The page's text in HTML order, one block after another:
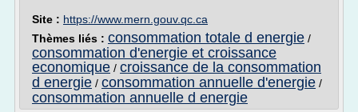
Site : https://www.mern.gouv.qc.ca
Thèmes liés : consommation totale d energie /
consommation d'energie et croissance
economique / croissance de la consommation
d energie / consommation annuelle d'energie /
consommation annuelle d energie